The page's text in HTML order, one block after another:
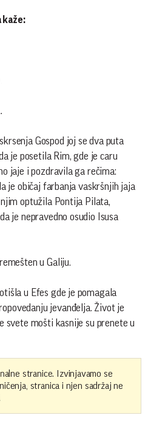
kaže:
Gospod joj se dva puta
je posetila Rim, gde je caru
jaje i pozdravila ga rečima:
je običaj farbanja vaskršnjih jaja
optužila Pontija Pilata,
je nepravedno osudio Isusa
u Galiju.
u Efes gde je pomagala
jevanđelja. Život je
svete mošti kasnije su prenete u
stranice. Izvinjavamo se
stranica i njen sadržaj ne